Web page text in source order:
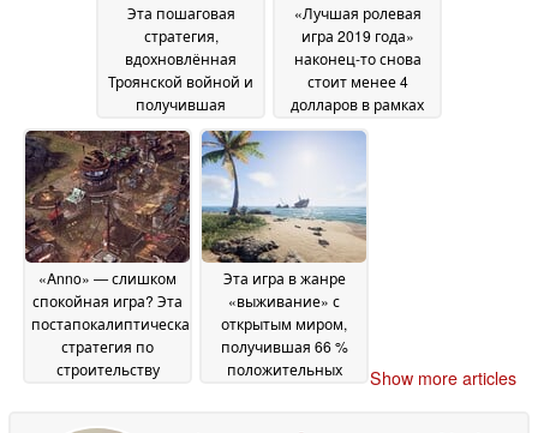
Эта пошаговая
стратегия,
вдохновлённая
Троянской войной и
получившая
высокую оценку 71 %
игроков, продаётся в
Steam со скидкой 80
%01 July 2026
«Лучшая ролевая
игра 2019 года»
наконец-то снова
стоит менее 4
долларов в рамках
летней распродажи
Steam
«Anno» — слишком
спокойная игра? Эта
постапокалиптическая
стратегия по
строительству
Эта игра в жанре
«выживание» с
открытым миром,
получившая 66 %
положительных
Show more articles